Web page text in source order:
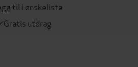
til i ønskeliste
Gratis utdrag